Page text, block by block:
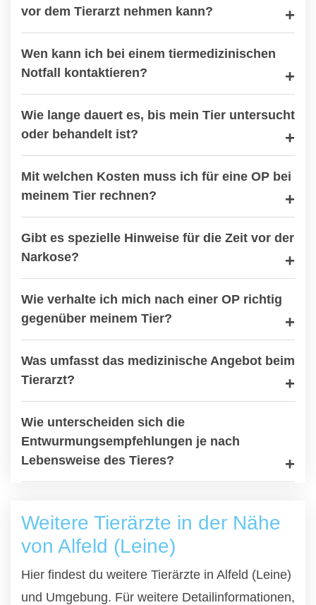
vor dem Tierarzt nehmen kann?
Wen kann ich bei einem tiermedizinischen
Notfall kontaktieren?
Wie lange dauert es, bis mein Tier untersucht
oder behandelt ist?
Mit welchen Kosten muss ich für eine OP bei
meinem Tier rechnen?
Gibt es spezielle Hinweise für die Zeit vor der
Narkose?
Wie verhalte ich mich nach einer OP richtig
gegenüber meinem Tier?
Was umfasst das medizinische Angebot beim
Tierarzt?
Wie unterscheiden sich die
Entwurmungsempfehlungen je nach
Lebensweise des Tieres?
Weitere Tierärzte in der Nähe
von Alfeld (Leine)
Hier findest du weitere Tierärzte in Alfeld (Leine)
und Umgebung. Für weitere Detailinformationen,